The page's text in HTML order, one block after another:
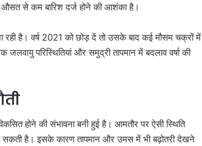
औसत से कम बारिश दर्ज होने की आशंका है।
रही है। वर्ष 2021 को छोड़ दें तो उसके बाद कई मौसम चक्रों में
जलवायु परिस्थितियां और समुद्री तापमान में बदलाव वर्षा की
होने की संभावना बनी हुई है। आमतौर पर ऐसी स्थिति
सकती है। इसके कारण तापमान और उमस में भी बढ़ोतरी देखने